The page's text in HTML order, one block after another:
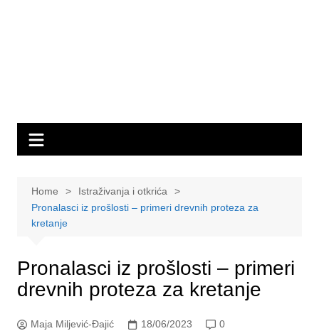
Home
Istraživanja i otkrića
Pronalasci iz prošlosti – primeri drevnih proteza za
kretanje
Pronalasci iz prošlosti – primeri
drevnih proteza za kretanje
Maja Miljević-Đajić 18/06/2023
0